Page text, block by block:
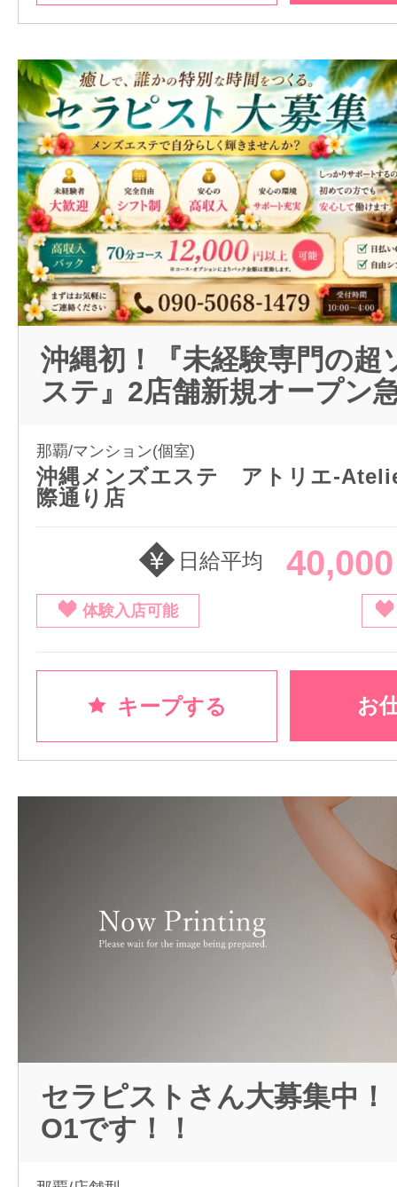
沖縄初！『未経験専門の超
ステ』2店舗新規オープン
那覇/マンション(個室)
沖縄メンズエステ アトリエ-
際通り店
日給平均
体験入店可能
キープする お
セラピストさん大募集中！
O1です！！